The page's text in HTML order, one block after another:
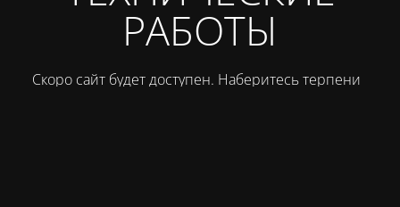
РАБОТЫ
Скоро сайт будет доступен. Наберитесь терпения